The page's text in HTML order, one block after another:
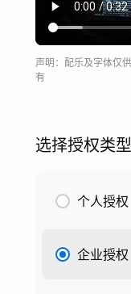
声明：配乐及字体仅
有
选择授权类型
个人授权
企业授权